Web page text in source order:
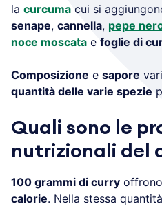
la curcuma cui si
senape, cannella, pepe
noce moscata e foglie di
Composizione e sapore
quantità delle varie spezie
Quali sono le
nutrizionali del
100 grammi di curry
calorie. Nella stessa